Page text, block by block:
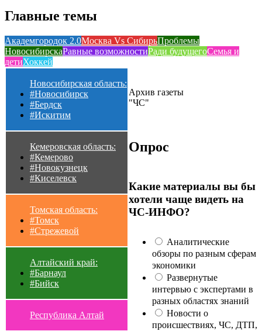
Главные темы
Академгородок 2.0Москва Vs СибирьПроблемы
НовосибирскаРавные возможностиРади будущегоСемья и
детиХоккей
Новосибирская область:
#Новосибирск
#Бердск
#Искитим
Кемеровская область:
#Кемерово
#Новокузнецк
#Киселевск
Томская область:
#Томск
#Стрежевой
Алтайский край:
#Барнаул
#Бийск
Республика Алтай
Архив газеты
"ЧС"
Опрос
Какие материалы вы бы
хотели чаще видеть на
ЧС-ИНФО?
Аналитические
обзоры по разным сферам
экономики
Развернутые
интервью с экспертами в
разных областях знаний
Новости о
происшествиях, ЧС, ДТП,